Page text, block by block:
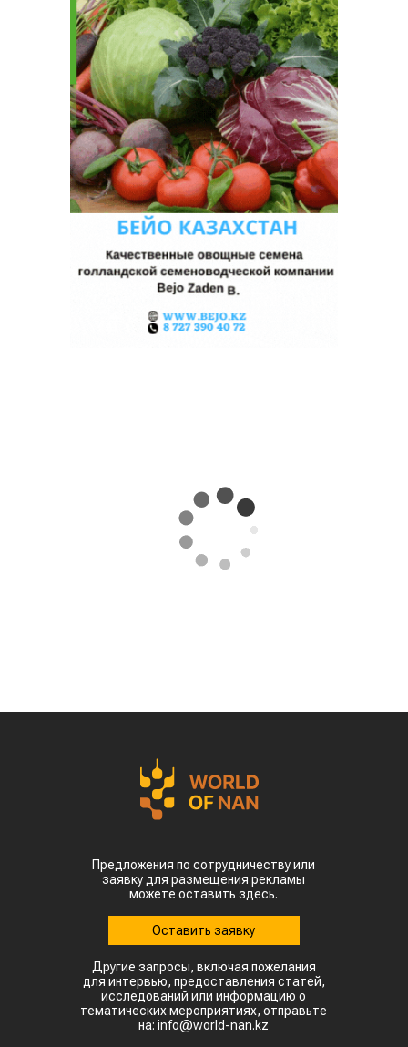
Предложения по сотрудничеству или
заявку для размещения рекламы
можете оставить здесь.
Оставить заявку
Другие запросы, включая пожелания
для интервью, предоставления статей,
исследований или информацию о
тематических мероприятиях, отправьте
на: info@world-nan.kz